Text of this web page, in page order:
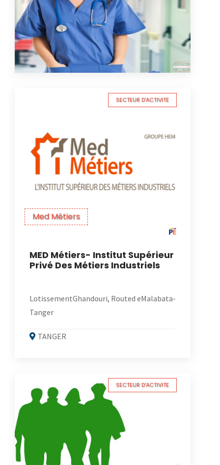
Med Métiers
SECTEUR D'ACTIVITE
MED Métiers- Institut Supérieur
Privé Des Métiers Industriels
LotissementGhandouri, Routed eMalabata-
Tanger
TANGER
SECTEUR D'ACTIVITE